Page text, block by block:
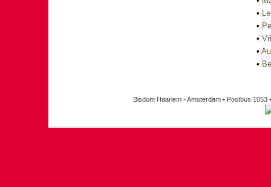
•
•
•
•
•
Bisdom Haarlem - Amsterdam • Postbus